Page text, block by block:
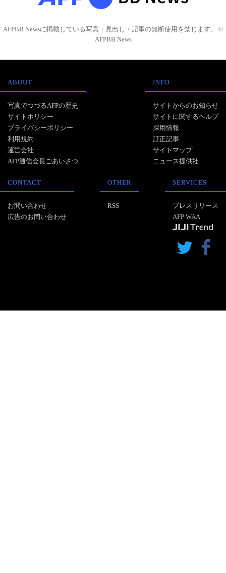
AFPBB Newsに掲載している写真・見出し・記事の無断使用を禁じます。 ©
AFPBB News
ABOUT
写真でつづるAFPの歴史
サイトポリシー
プライバシーポリシー
利用規約
運営会社
AFP通信会長ごあいさつ
INFO
サイトからのお知らせ
サイトに関するヘルプ
採用情報
訂正記事
サイトマップ
ニュース提供社
CONTACT
お問い合わせ
広告のお問い合わせ
OTHER
RSS
SERVICES
プレスリリース
AFP WAA